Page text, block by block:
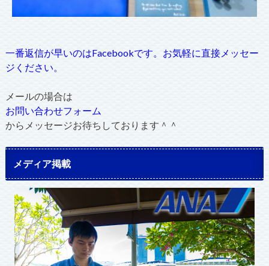
一番返信が早いのはFacebookです。お気軽に直接メッセー
ジください。
メールの場合は
お問い合わせフォーム
からメッセージお待ちしております＾＾
メディア掲載